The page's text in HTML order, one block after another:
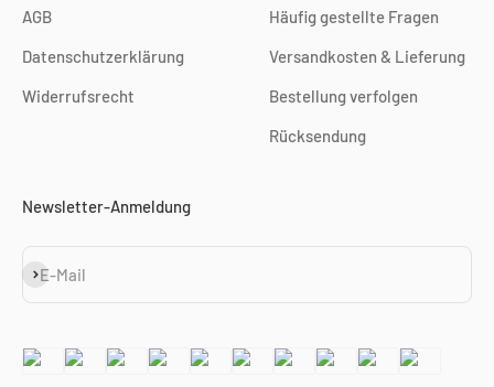
AGB
Datenschutzerklärung
Widerrufsrecht
Häufig gestellte Fragen
Versandkosten & Lieferung
Bestellung verfolgen
Rücksendung
Newsletter-Anmeldung
E-Mail
Abonnieren